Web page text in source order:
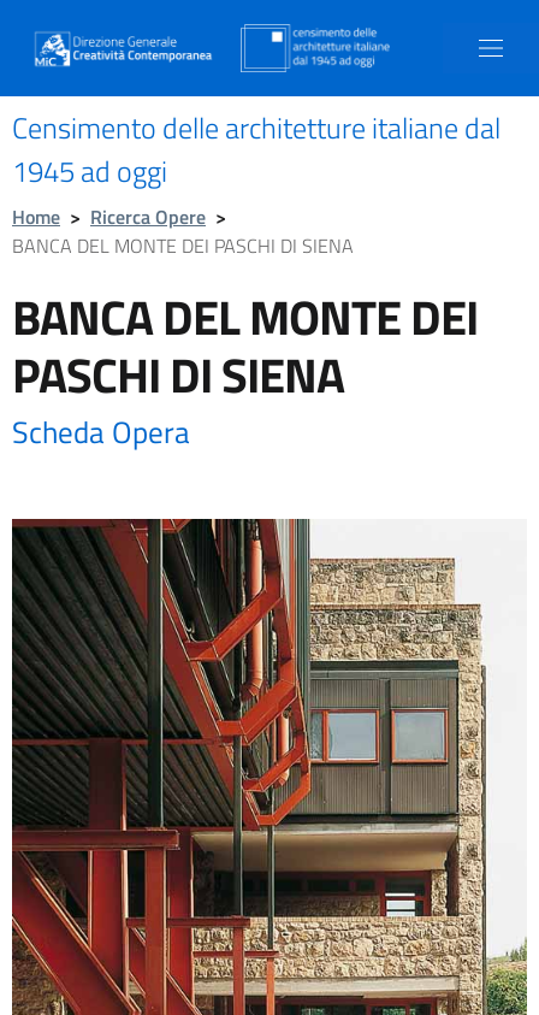
Censimento delle architetture italiane dal
1945 ad oggi
Home > Ricerca Opere >
BANCA DEL MONTE DEI PASCHI DI SIENA
BANCA DEL MONTE DEI
PASCHI DI SIENA
Scheda Opera